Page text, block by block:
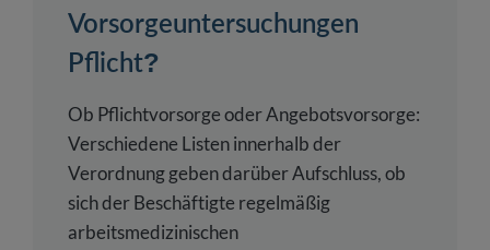
Vorsorgeuntersuchungen
Pflicht?
Ob Pflichtvorsorge oder Angebotsvorsorge:
Verschiedene Listen innerhalb der
Verordnung geben darüber Aufschluss, ob
sich der Beschäftigte regelmäßig
arbeitsmedizinischen